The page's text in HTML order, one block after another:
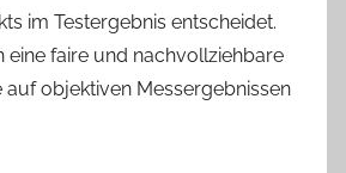
im Testergebnis entscheidet.
eine faire und nachvollziehbare
auf objektiven Messergebnissen